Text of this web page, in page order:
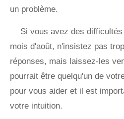
un problème.
Si vous avez des
mois d'août, n'insistez pas
réponses, mais laissez-les
pourrait être quelqu'un de
pour vous aider et il est
votre intuition.